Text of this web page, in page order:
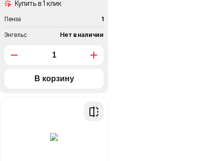
Купить в 1 клик
Пенза 1
Энгельс Нет в наличии
Добавить